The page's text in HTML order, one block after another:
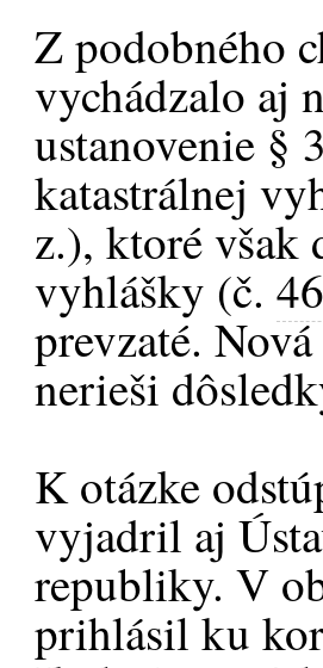
Z podobného
vychádzalo aj
ustanovenie §
katastrálnej
z.), ktoré však
vyhlášky (č.
prevzaté.
nerieši
K otázke
vyjadril aj
republiky. V
prihlásil ku